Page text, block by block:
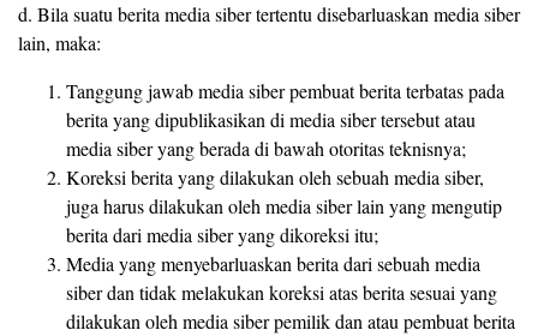
d. Bila suatu berita media siber tertentu disebarluaskan media siber
lain, maka:
Tanggung jawab media siber pembuat berita terbatas pada
berita yang dipublikasikan di media siber tersebut atau
media siber yang berada di bawah otoritas teknisnya;
Koreksi berita yang dilakukan oleh sebuah media siber,
juga harus dilakukan oleh media siber lain yang mengutip
berita dari media siber yang dikoreksi itu;
Media yang menyebarluaskan berita dari sebuah media
siber dan tidak melakukan koreksi atas berita sesuai yang
dilakukan oleh media siber pemilik dan atau pembuat berita